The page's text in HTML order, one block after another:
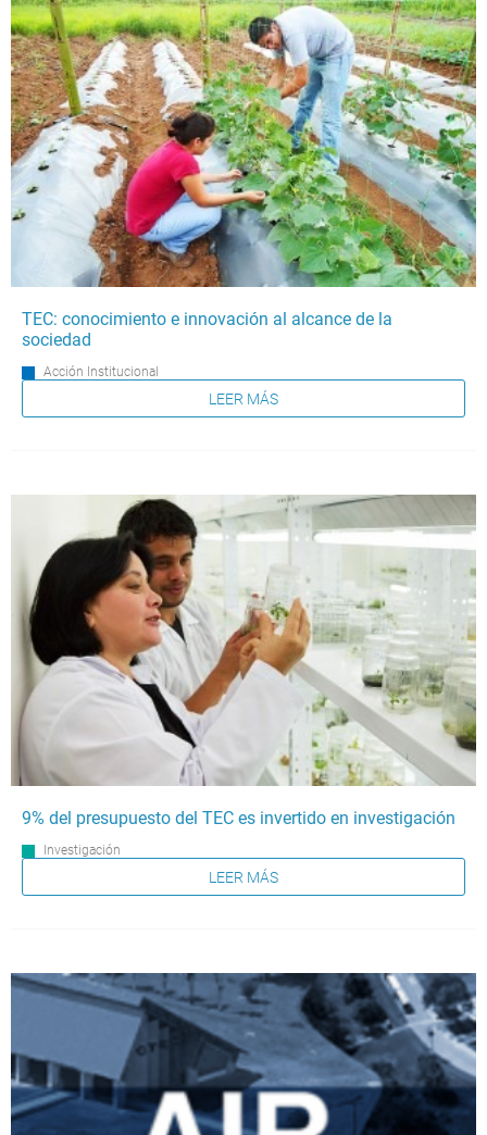
TEC: conocimiento e innovación al alcance de la
sociedad
Acción Institucional
LEER MÁS
9% del presupuesto del TEC es invertido en investigación
Investigación
LEER MÁS